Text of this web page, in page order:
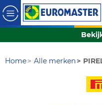
Home Alle merken